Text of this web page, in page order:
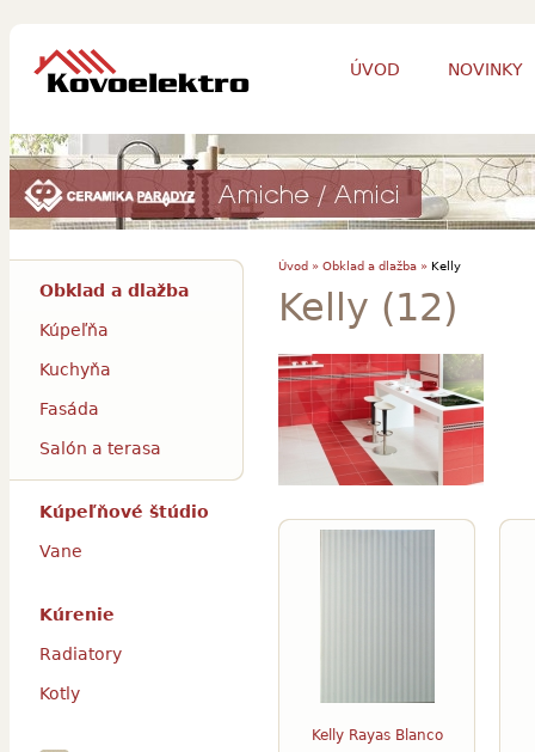
ÚVOD NOVINKY
Úvod » Obklad a dlažba »Kelly
Kelly (12)
Kelly Rayas Blanco
Obklad a dlažba
Kúpeľňa
Kuchyňa
Fasáda
Salón a terasa
Kúpeľňové štúdio
Vane
Kúrenie
Radiatory
Kotly